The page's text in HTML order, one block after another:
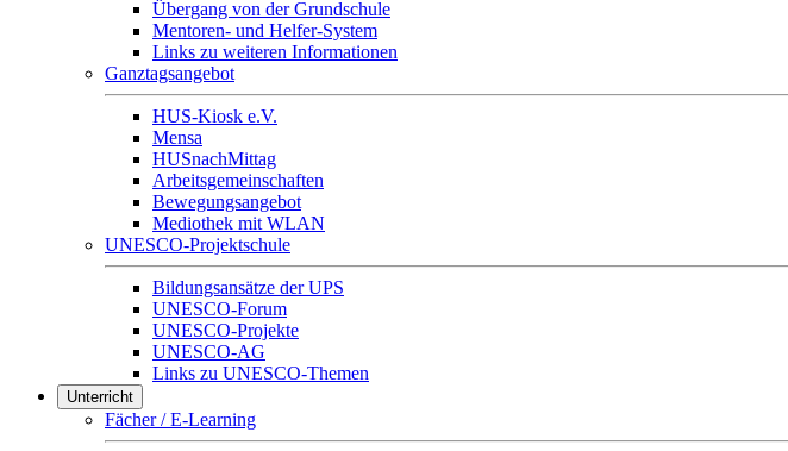
Übergang von der Grundschule
Mentoren- und Helfer-System
Links zu weiteren Informationen
Ganztagsangebot
HUS-Kiosk e.V.
Mensa
HUSnachMittag
Arbeitsgemeinschaften
Bewegungsangebot
Mediothek mit WLAN
UNESCO-Projektschule
Bildungsansätze der UPS
UNESCO-Forum
UNESCO-Projekte
UNESCO-AG
Links zu UNESCO-Themen
Unterricht
Fächer / E-Learning